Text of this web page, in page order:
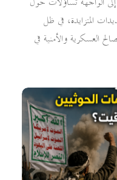
المتزايدة، في ظل
العسكرية والأمنية في